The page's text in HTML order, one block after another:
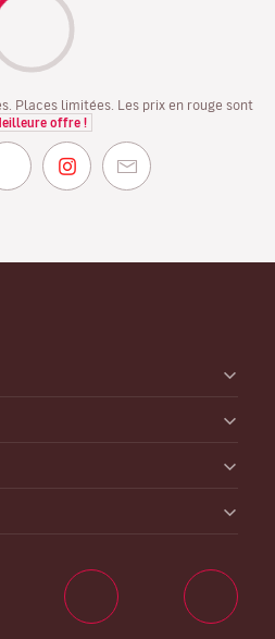
Places limitées. Les prix en rouge sont
offre !